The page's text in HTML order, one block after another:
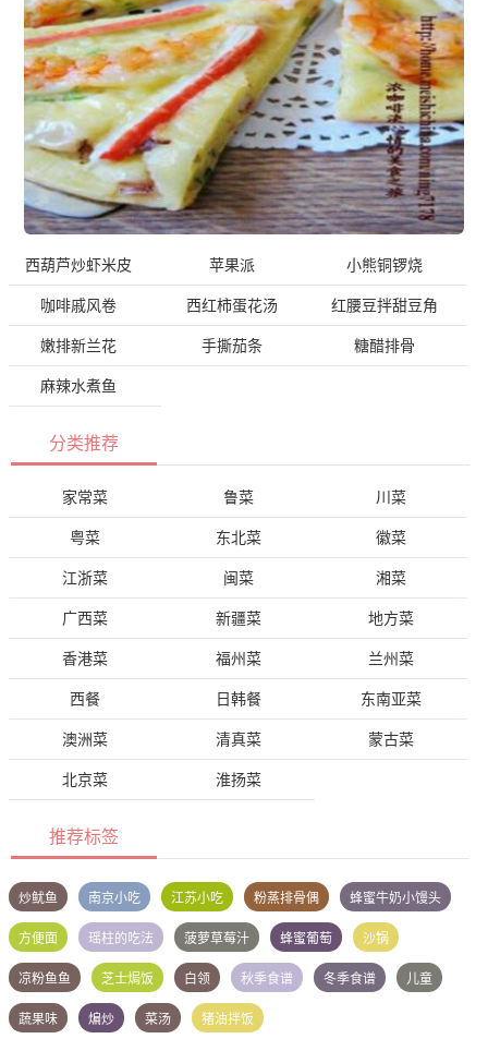
西葫芦炒虾米皮 苹果派 小熊铜锣烧
咖啡戚风卷 西红柿蛋花汤 红腰豆拌甜豆角
嫩排新兰花 手撕茄条 糖醋排骨
麻辣水煮鱼
分类推荐
家常菜 鲁菜 川菜
粤菜 东北菜 徽菜
江浙菜 闽菜 湘菜
广西菜 新疆菜 地方菜
香港菜 福州菜 兰州菜
西餐 日韩餐 东南亚菜
澳洲菜 清真菜 蒙古菜
北京菜 淮扬菜
推荐标签
炒鱿鱼 南京小吃 江苏小吃 粉蒸排骨偶 蜂蜜牛奶小馒头
方便面 瑶柱的吃法 菠萝草莓汁 蜂蜜葡萄 沙锅
凉粉鱼鱼 芝士焗饭 白领 秋季食谱 冬季食谱 儿童
蔬果味 煸炒 菜汤 猪油拌饭